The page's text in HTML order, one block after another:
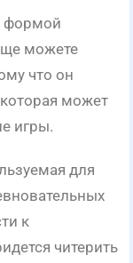
формой
можете
что он
может
игры.
для
к
читерить